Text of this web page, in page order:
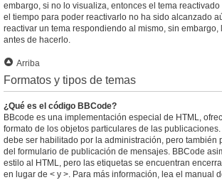
embargo, si no lo visualiza, entonces el tema
el tiempo para poder reactivarlo no ha sido alcanzado
reactivar un tema respondiendo al mismo, sin embargo,
antes de hacerlo.
Arriba
Formatos y tipos de temas
¿Qué es el código BBCode?
BBcode es una implementación especial de HTML,
formato de los objetos particulares de las
debe ser habilitado por la administración, pero también
del formulario de publicación de mensajes. BBCode
estilo al HTML, pero las etiquetas se encuentran
en lugar de < y >. Para más información, lea el manual